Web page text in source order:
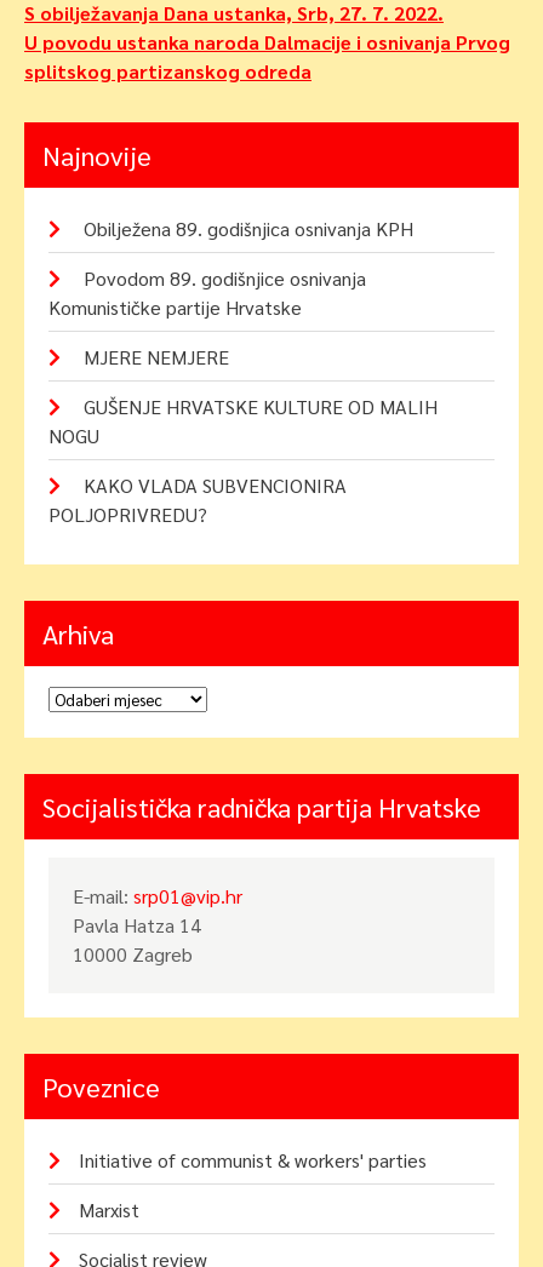
Navigacija
objava
S obilježavanja Dana ustanka, Srb, 27. 7. 2022.
U povodu ustanka naroda Dalmacije i osnivanja Prvog
splitskog partizanskog odreda
Najnovije
Obilježena 89. godišnjica osnivanja KPH
Povodom 89. godišnjice osnivanja
Komunističke partije Hrvatske
MJERE NEMJERE
GUŠENJE HRVATSKE KULTURE OD MALIH
NOGU
KAKO VLADA SUBVENCIONIRA
POLJOPRIVREDU?
Arhiva
Arhiva
Socijalistička radnička partija Hrvatske
E-mail: srp01@vip.hr
Pavla Hatza 14
10000 Zagreb
Poveznice
Initiative of communist & workers' parties
Marxist
Socialist review